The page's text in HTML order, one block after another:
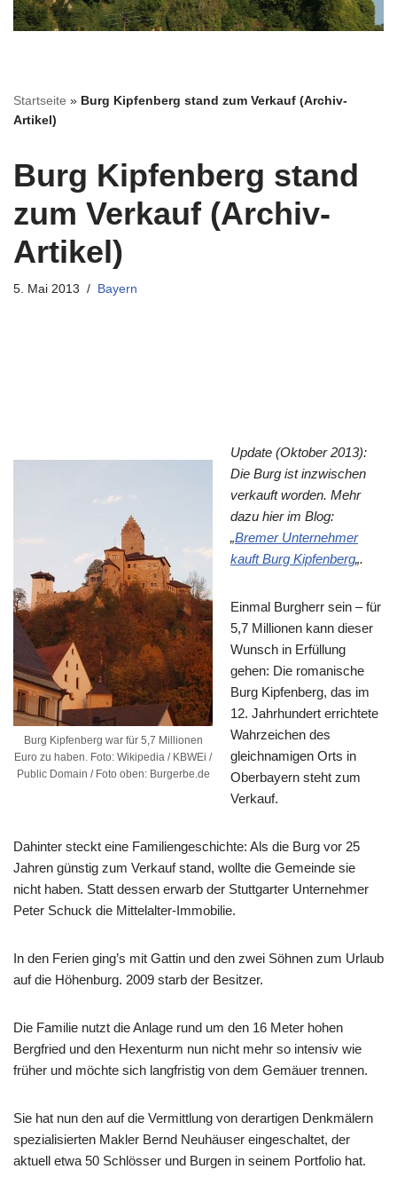
Startseite » Burg Kipfenberg stand zum Verkauf (Archiv-
Artikel)
Burg Kipfenberg stand
zum Verkauf (Archiv-
Artikel)
5. Mai 2013 Bayern
Burg Kipfenberg war für 5,7 Millionen
Euro zu haben. Foto: Wikipedia / KBWEi /
Public Domain / Foto oben: Burgerbe.de
Update (Oktober 2013):
Die Burg ist inzwischen
verkauft worden. Mehr
dazu hier im Blog:
„Bremer Unternehmer
kauft Burg Kipfenberg„.
Einmal Burgherr sein – für
5,7 Millionen kann dieser
Wunsch in Erfüllung
gehen: Die romanische
Burg Kipfenberg, das im
12. Jahrhundert errichtete
Wahrzeichen des
gleichnamigen Orts in
Oberbayern steht zum
Verkauf.
Dahinter steckt eine Familiengeschichte: Als die Burg vor 25
Jahren günstig zum Verkauf stand, wollte die Gemeinde sie
nicht haben. Statt dessen erwarb der Stuttgarter Unternehmer
Peter Schuck die Mittelalter-Immobilie.
In den Ferien ging’s mit Gattin und den zwei Söhnen zum Urlaub
auf die Höhenburg. 2009 starb der Besitzer.
Die Familie nutzt die Anlage rund um den 16 Meter hohen
Bergfried und den Hexenturm nun nicht mehr so intensiv wie
früher und möchte sich langfristig von dem Gemäuer trennen.
Sie hat nun den auf die Vermittlung von derartigen Denkmälern
spezialisierten Makler Bernd Neuhäuser eingeschaltet, der
aktuell etwa 50 Schlösser und Burgen in seinem Portfolio hat.